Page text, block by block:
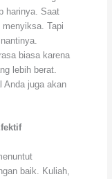
harinya. Saat
Tapi
biasa karena
lebih berat.
Anda juga akan
baik. Kuliah,